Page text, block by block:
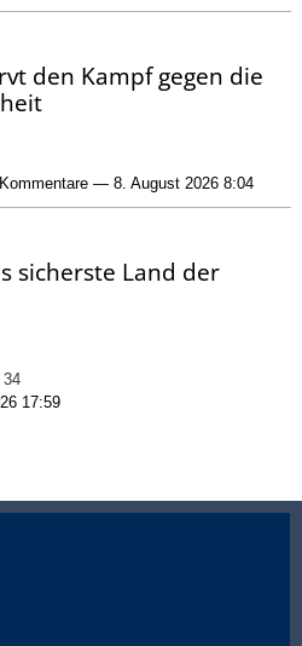
den Kampf gegen die
Kommentare — 8. August 2026 8:04
sicherste Land der
34
17:59